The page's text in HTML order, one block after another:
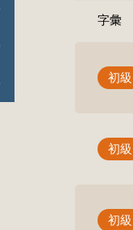
字彙
初級
初級
初級